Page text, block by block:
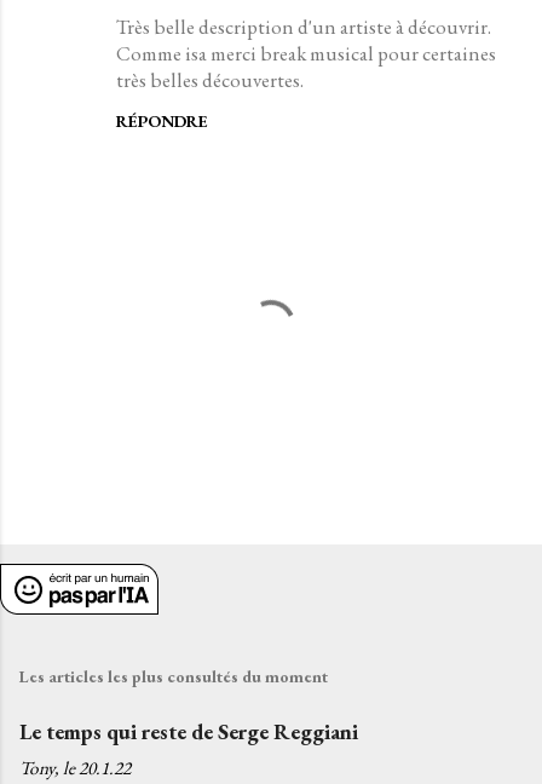
Très belle description d'un artiste à découvrir.
Comme isa merci break musical pour certaines
très belles découvertes.
RÉPONDRE
n
r
e
t
Les articles les plus consultés du moment
Le temps qui reste de Serge Reggiani
Tony, le20.1.22